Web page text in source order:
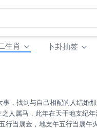
生肖 卜卦抽签
属马，此年在天干地支纪年
行当属金，地支午五行当属